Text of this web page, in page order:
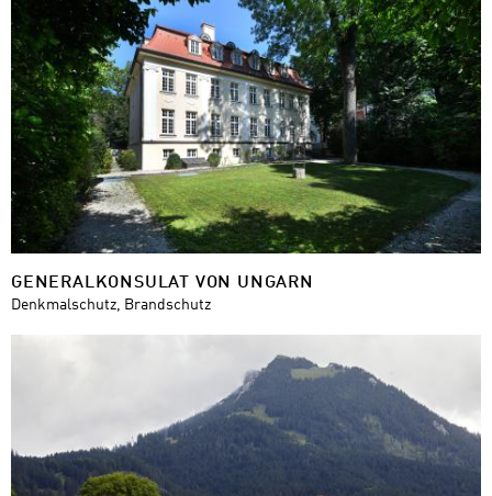
GENERALKONSULAT VON UNGARN
Denkmalschutz, Brandschutz